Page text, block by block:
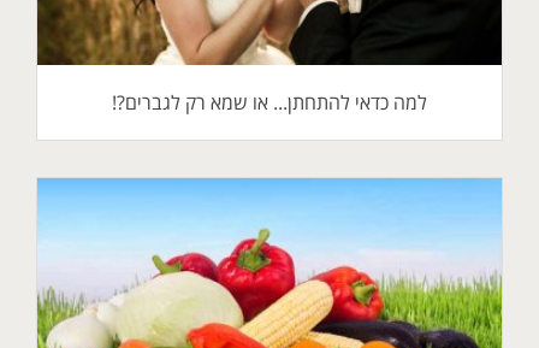
למה כדאי להתחתן... או שמא רק לגברים?!